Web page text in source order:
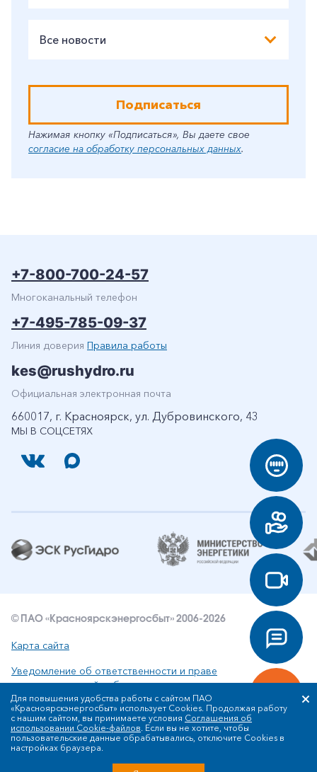
Все новости
Подписаться
Нажимая кнопку «Подписаться», Вы даете свое
согласие на обработку персональных данных.
МЫ В СОЦСЕТЯХ
+7-800-700-24-57
Многоканальный телефон
+7-495-785-09-37
Линия доверия Правила работы
kes@rushydro.ru
Официальная электронная почта
660017, г. Красноярск, ул. Дубровинского, 43
© ПАО «Красноярскэнергосбыт» 2006-2026
Карта сайта
Уведомление об ответственности и праве
интеллектуальной собственности
Политика ПАО «Красноярскэнергосбыт» в отношении
обработки персональных данных
Для повышения удобства работы с сайтом ПАО
«Красноярскэнергосбыт» использует Cookies. Продолжая работу
с нашим сайтом, вы принимаете условия Соглашения об
использовании Cookie-файлов. Если вы не хотите, чтобы
пользовательские данные обрабатывались, отключите Cookies в
настройках браузера.